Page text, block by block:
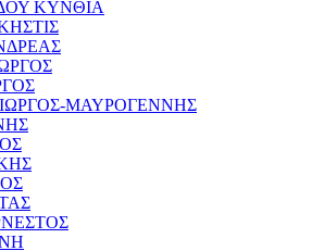
ΚΥΝΘΙΑ
ΜΑΥΡΟΓΕΝΝΗΣ